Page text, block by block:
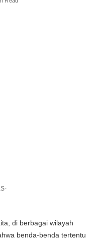
di berbagai wilayah
benda-benda tertentu